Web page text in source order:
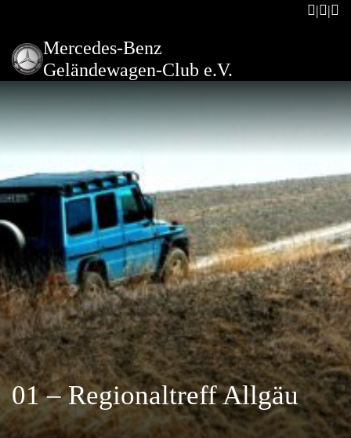
Mercedes-Benz
Geländewagen-Club e.V.
01 – Regionaltreff Allgäu